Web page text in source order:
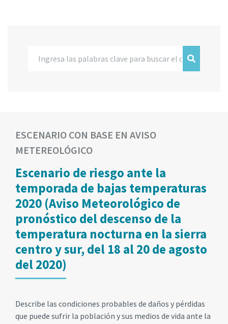
ESCENARIO CON BASE EN AVISO
METEREOLÓGICO
Escenario de riesgo ante la
temporada de bajas temperaturas
2020 (Aviso Meteorológico de
pronóstico del descenso de la
temperatura nocturna en la sierra
centro y sur, del 18 al 20 de agosto
del 2020)
Describe las condiciones probables de daños y pérdidas
que puede sufrir la población y sus medios de vida ante la